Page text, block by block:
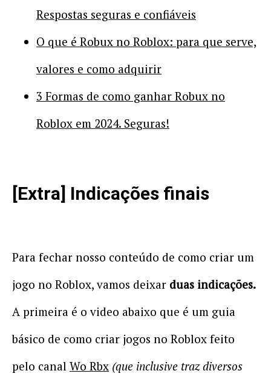
Respostas seguras e confiáveis
O que é Robux no Roblox: para que serve,
valores e como adquirir
3 Formas de como ganhar Robux no
Roblox em 2024. Seguras!
[Extra] Indicações finais
Para fechar nosso conteúdo de como criar um
jogo no Roblox, vamos deixar duas indicações.
A primeira é o video abaixo que é um guia
básico de como criar jogos no Roblox feito
pelo canal Wo Rbx (que inclusive traz diversos